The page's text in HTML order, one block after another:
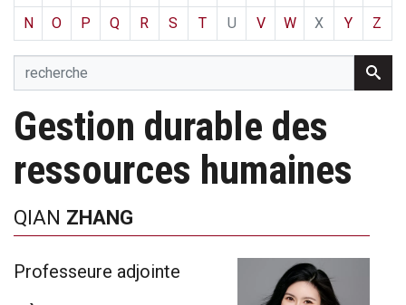
N
O P Q R S T U V W X Y Z
Gestion durable des
ressources humaines
QIAN ZHANG
Professeure adjointe